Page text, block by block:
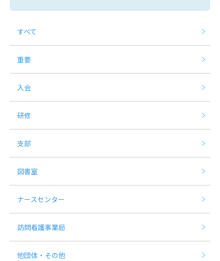
すべて
重要
入会
研修
支部
図書室
ナースセンター
訪問看護事業局
他団体・その他